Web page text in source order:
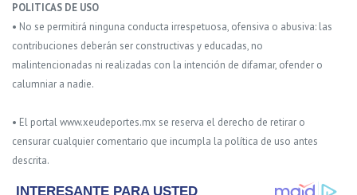
POLITICAS DE USO
• No se permitirá ninguna conducta irrespetuosa, ofensiva o abusiva: las
contribuciones deberán ser constructivas y educadas, no
malintencionadas ni realizadas con la intención de difamar, ofender o
calumniar a nadie.
• El portal www.xeudeportes.mx se reserva el derecho de retirar o
censurar cualquier comentario que incumpla la política de uso antes
descrita.